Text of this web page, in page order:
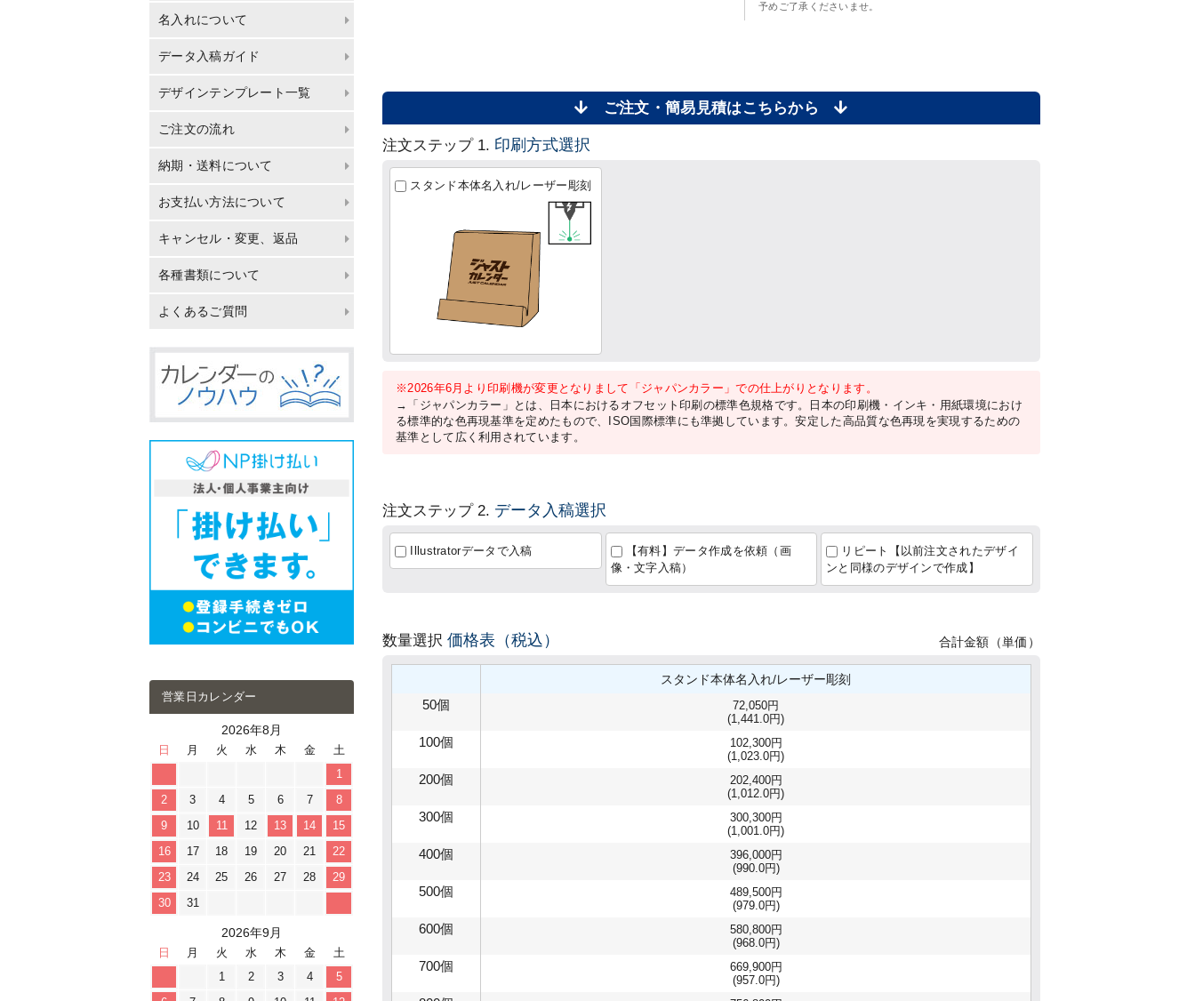
名入れについて
データ入稿ガイド
デザインテンプレート一覧
ご注文の流れ
納期・送料について
お支払い方法について
キャンセル・変更、返品
各種書類について
よくあるご質問
営業日カレンダー
2026年8月
日 月 火 水 木 金
土
1
2
3 4 5 6 7
8
9
10 11 12 13 14
15
16
17 18 19 20 21
22
23
24 25 26 27 28
29
30
31
2026年9月
日 月 火 水 木 金
土
1
2 3 4
5
予めご了承くださいませ。
ご注文・簡易見積はこちらから
注文ステップ 1. 印刷方式選択
スタンド本体名入れ/レーザー彫刻
※2026年6月より印刷機が変更となりまして「ジャパンカラー」での仕上がりとなります。
→「ジャパンカラー」とは、日本におけるオフセット印刷の標準色規格です。日本の印刷機・インキ・用紙環境におけ
る標準的な色再現基準を定めたもので、ISO国際標準にも準拠しています。安定した高品質な色再現を実現するための
基準として広く利用されています。
注文ステップ 2. データ入稿選択
Illustratorデータで入稿
【有料】データ作成を依頼（画
像・文字入稿）
リピート【以前注文されたデザイ
ンと同様のデザインで作成】
数量選択 価格表（税込） 合計金額（単価）
スタンド本体名入れ/レーザー彫刻
50個
72,050円
(1,441.0円)
100個
102,300円
(1,023.0円)
200個
202,400円
(1,012.0円)
300個
300,300円
(1,001.0円)
400個
396,000円
(990.0円)
500個
489,500円
(979.0円)
600個
580,800円
(968.0円)
700個
669,900円
(957.0円)